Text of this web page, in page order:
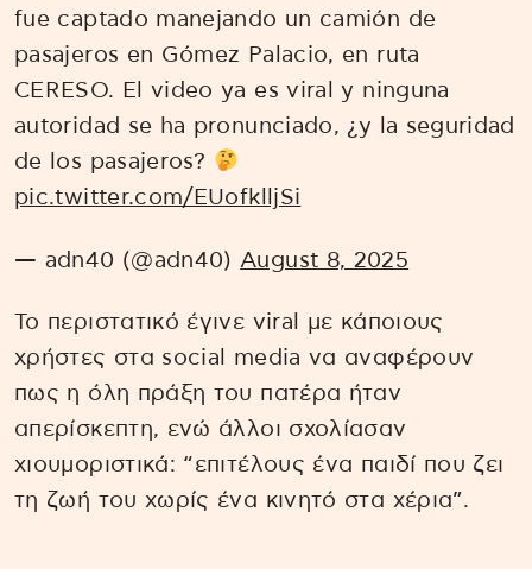
fue captado manejando un camión de
pasajeros en Gómez Palacio, en ruta
CERESO. El video ya es viral y ninguna
autoridad se ha pronunciado, ¿y la seguridad
de los pasajeros?
pic.twitter.com/EUofklljSi
— adn40 (@adn40) August 8, 2025
Το περιστατικό έγινε viral με κάποιους
χρήστες στα social media να αναφέρουν
πως η όλη πράξη του πατέρα ήταν
απερίσκεπτη, ενώ άλλοι σχολίασαν
χιουμοριστικά: “επιτέλους ένα παιδί που ζει
τη ζωή του χωρίς ένα κινητό στα χέρια”.